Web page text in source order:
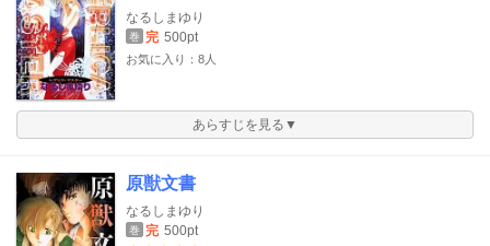
なるしまゆり
巻 完 500pt
お気に入り：8人
あらすじを見る▼
原獣文書
なるしまゆり
巻 完 500pt